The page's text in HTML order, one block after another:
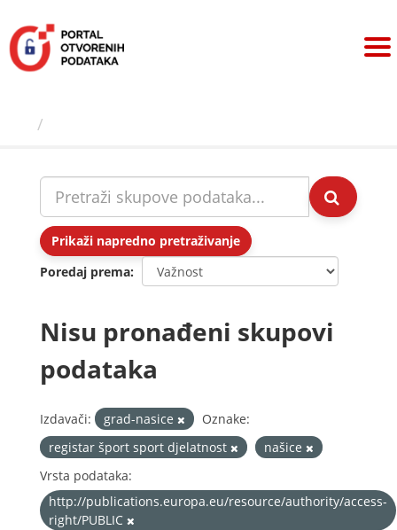
sadržaj
Prikaži napredno pretraživanje
Poredaj prema
Nisu pronađeni skupovi
podataka
Izdavači: grad-nasice
Oznake:
registar šport sport djelatnost
našice
Vrsta podataka:
http://publications.europa.eu/resource/authority/access-
right/PUBLIC